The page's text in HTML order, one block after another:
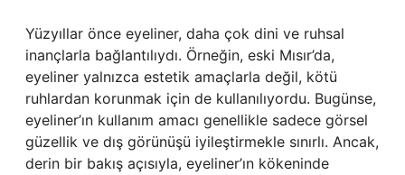
Yüzyıllar önce eyeliner, daha çok dini ve ruhsal
inançlarla bağlantılıydı. Örneğin, eski Mısır’da,
eyeliner yalnızca estetik amaçlarla değil, kötü
ruhlardan korunmak için de kullanılıyordu. Bugünse,
eyeliner’ın kullanım amacı genellikle sadece görsel
güzellik ve dış görünüşü iyileştirmekle sınırlı. Ancak,
derin bir bakış açısıyla, eyeliner’ın kökeninde